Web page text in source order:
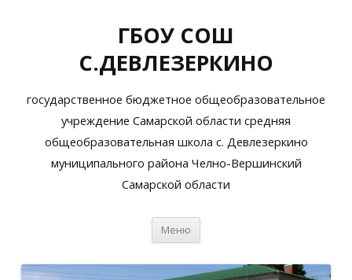
ГБОУ СОШ
С.ДЕВЛЕЗЕРКИНО
государственное бюджетное общеобразовательное
учреждение Самарской области средняя
общеобразовательная школа с. Девлезеркино
муниципального района Челно-Вершинский
Самарской области
Меню